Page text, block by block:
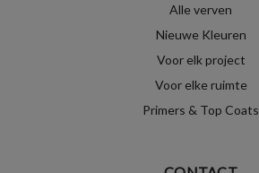
Alle verven
Nieuwe Kleuren
Voor elk project
Voor elke ruimte
Primers & Top Coats